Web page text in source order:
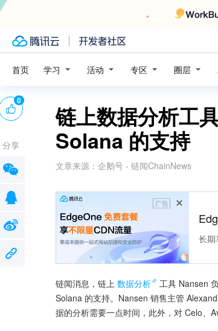
首页 学习 活动 专区 圈层
链上数据分析工
Solana 的支持
文章来源： 企鹅号 - 链闻ChainNews
广告
长期
链闻消息，链上 数据分析
工具 Nansen
Solana 的支持。Nansen 销售主管
据的分析需要一点时间，此外，对 Celo、
0
分享